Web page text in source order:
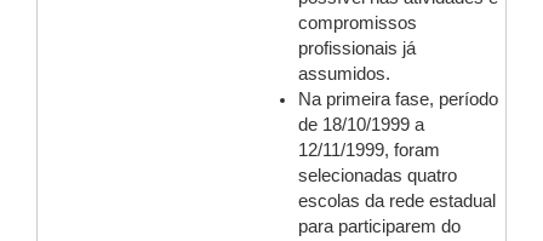
compromissos
profissionais já
assumidos.
Na primeira fase, período
de 18/10/1999 a
12/11/1999, foram
selecionadas quatro
escolas da rede estadual
para participarem do